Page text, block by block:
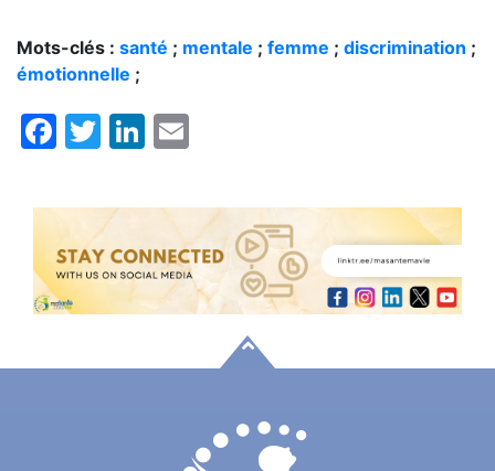
Mots-clés : santé ; mentale ; femme ; discrimination ;
émotionnelle ;
Facebook
TwitterLinkedIn